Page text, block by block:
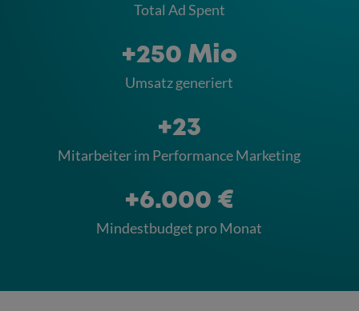
Total Ad Spent
+250 Mio
Umsatz generiert
+23
Mitarbeiter im Performance Marketing
+6.000 €
Mindestbudget pro Monat